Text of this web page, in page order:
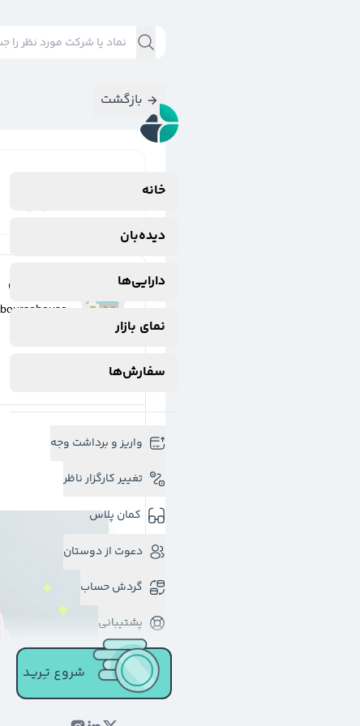
خانه
دیده‌بان
دارایی‌ها
نمای بازار
سفارش‌ها
واریز و برداشت وجه
تغییر کارگزار ناظر
کمان پلاس
دعوت از دوستان
گردش حساب
پشتیبانی
شروع تـِـریـد
بازگشت
خانه بورس
boursehouse